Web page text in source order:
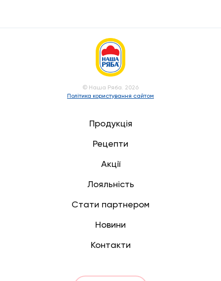
© Наша Ряба. 2026
Політика користування сайтом
Продукція
Рецепти
Акції
Лояльність
Стати партнером
Новини
Контакти